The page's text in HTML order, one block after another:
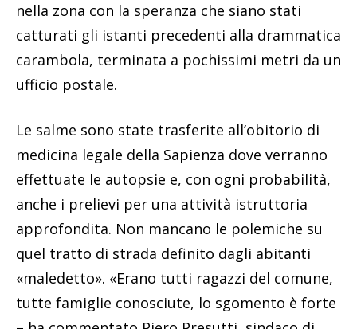
nella zona con la speranza che siano stati
catturati gli istanti precedenti alla drammatica
carambola, terminata a pochissimi metri da un
ufficio postale.
Le salme sono state trasferite all’obitorio di
medicina legale della Sapienza dove verranno
effettuate le autopsie e, con ogni probabilità,
anche i prelievi per una attività istruttoria
approfondita. Non mancano le polemiche su
quel tratto di strada definito dagli abitanti
«maledetto». «Erano tutti ragazzi del comune,
tutte famiglie conosciute, lo sgomento è forte